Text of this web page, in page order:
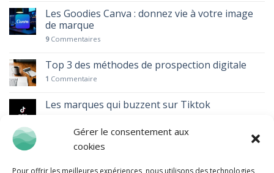
Gérer le consentement aux
cookies
Les Goodies Canva : donnez vie à votre image
de marque
9Commentaires
Top 3 des méthodes de prospection digitale
1 Commentaire
Les marques qui buzzent sur Tiktok
Le pouvoir des vidéos courtes : TikTok, Réels et
1 Commentaire